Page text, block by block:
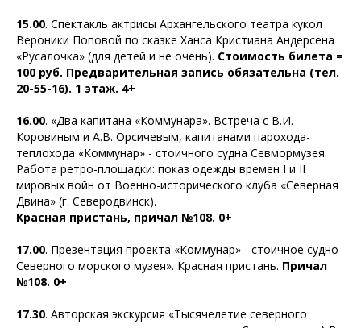
15.00. Спектакль актрисы Архангельского театра кукол
Вероники Поповой по сказке Ханса Кристиана Андерсена
«Русалочка» (для детей и не очень). Стоимость билета =
100 руб. Предварительная запись обязательна (тел.
20-55-16). 1 этаж. 4+
16.00. «Два капитана «Коммунара». Встреча с В.И.
Коровиным и А.В. Орсичевым, капитанами парохода-
теплохода «Коммунар» - стоичного судна Севмормузея.
Работа ретро-площадки: показ одежды времен I и II
мировых войн от Военно-исторического клуба «Северная
Двина» (г. Северодвинск).
Красная пристань, причал №108. 0+
17.00. Презентация проекта «Коммунар» - стоичное судно
Северного морского музея». Красная пристань. Причал
№108. 0+
17.30. Авторская экскурсия «Тысячелетие северного